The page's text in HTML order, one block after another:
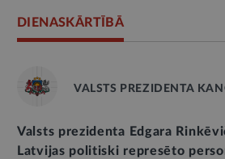
DIENASKĀRTĪBĀ
VALSTS PREZIDENTA
Valsts prezidenta Edgara
Latvijas politiski represēto